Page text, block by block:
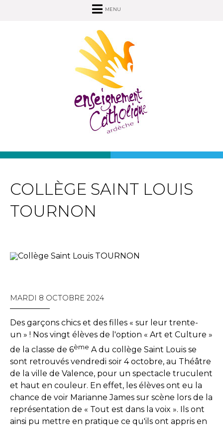
MENU
COLLÈGE SAINT LOUIS
TOURNON
MARDI 8 OCTOBRE 2024
Des garçons chics et des filles « sur leur trente-
un » ! Nos vingt élèves de l'option « Art et Culture »
de la classe de 6ème A du collège Saint Louis se
sont retrouvés vendredi soir 4 octobre, au Théâtre
de la ville de Valence, pour un spectacle truculent
et haut en couleur. En effet, les élèves ont eu la
chance de voir Marianne James sur scène lors de la
représentation de « Tout est dans la voix ». Ils ont
ainsi pu mettre en pratique ce qu'ils ont appris en